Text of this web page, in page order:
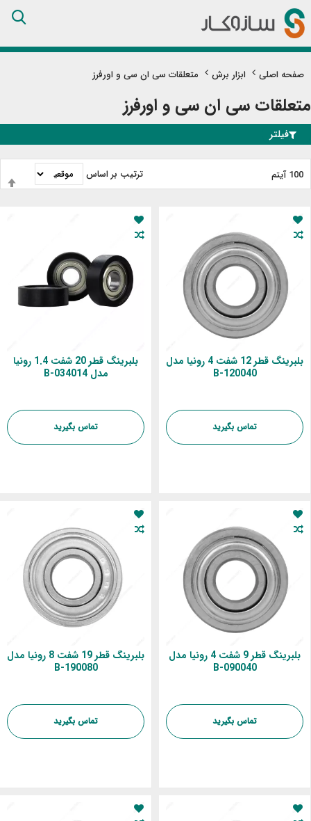
Skip
to
Content
صفحه اصلی ابزار برش متعلقات سی ان سی و اورفرز
متعلقات سی ان سی و اورفرز
100آیتم ترتیب بر اساس
بلبرینگ قطر 12 شفت 4 رونیا مدل
B-120040
تماس بگیرید
بلبرینگ قطر 20 شفت 1.4 رونیا
مدل B-034014
تماس بگیرید
بلبرینگ قطر 9 شفت 4 رونیا مدل
B-090040
تماس بگیرید
بلبرینگ قطر 19 شفت 8 رونیا مدل
B-190080
تماس بگیرید
فیلتر